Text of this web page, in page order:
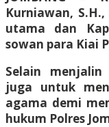
Kurniawan,
utama dan
sowan para Kiai
Selain
juga untuk
agama demi
hukum Polres